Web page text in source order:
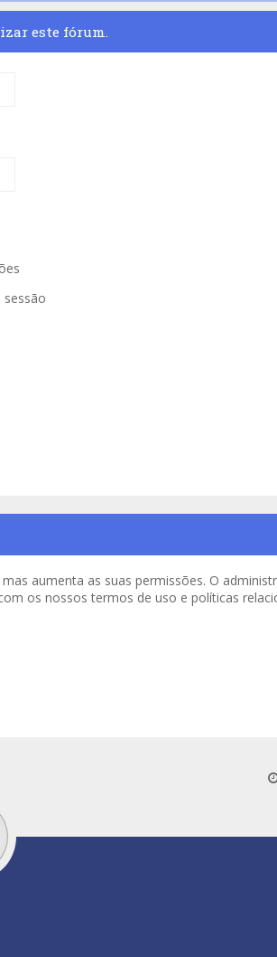
este fórum.
aumenta as suas permissões. O
os nossos termos de uso e políticas